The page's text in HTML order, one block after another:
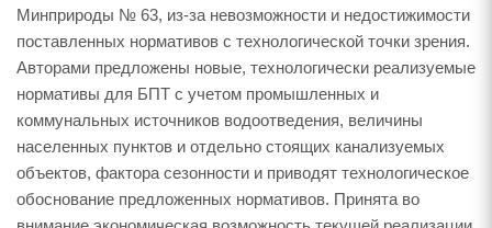
Минприроды № 63, из-за невозможности и недостижимости
поставленных нормативов с технологической точки зрения.
Авторами предложены новые, технологически реализуемые
нормативы для БПТ с учетом промышленных и
коммунальных источников водоотведения, величины
населенных пунктов и отдельно стоящих канализуемых
объектов, фактора сезонности и приводят технологическое
обоснование предложенных нормативов. Принята во